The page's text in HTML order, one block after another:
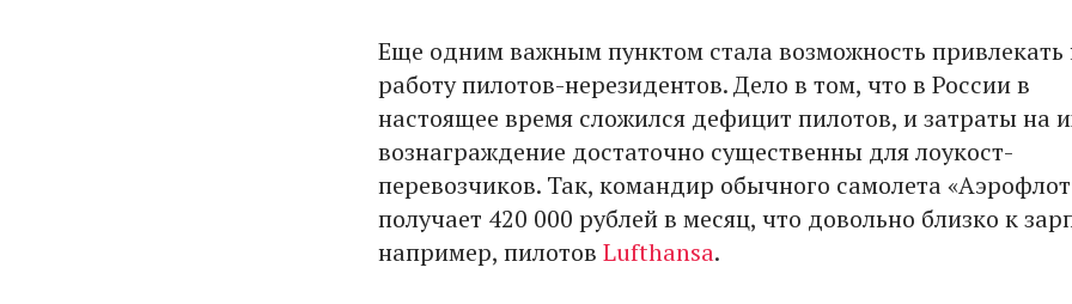
Еще одним важным пунктом стала возможность привлекать
работу пилотов-нерезидентов. Дело в том, что в России в
настоящее время сложился дефицит пилотов, и затраты на
вознаграждение достаточно существенны для лоукост-
перевозчиков. Так, командир обычного самолета
получает 420 000 рублей в месяц, что довольно близко к
например, пилотов Lufthansa.